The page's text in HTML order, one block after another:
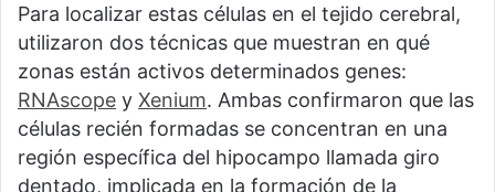
Para localizar estas células en el tejido cerebral,
utilizaron dos técnicas que muestran en qué
zonas están activos determinados genes:
RNAscope y Xenium. Ambas confirmaron que las
células recién formadas se concentran en una
región específica del hipocampo llamada giro
dentado, implicada en la formación de la